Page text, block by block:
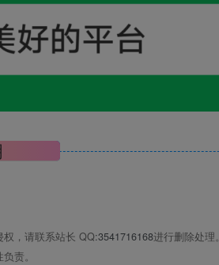
，请联系站长 QQ:3541716168进行删除处理。
责。